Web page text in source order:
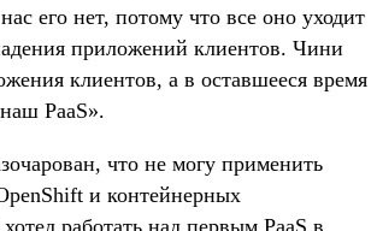
его нет, потому что все оно уходит
приложений клиентов. Чини
клиентов, а в оставшееся время
PaaS».
что не могу применить
и контейнерных